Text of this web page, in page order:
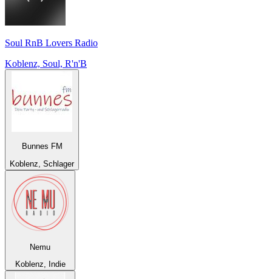
Soul RnB Lovers Radio
Koblenz, Soul, R'n'B
Bunnes FM
Koblenz, Schlager
Nemu
Koblenz, Indie